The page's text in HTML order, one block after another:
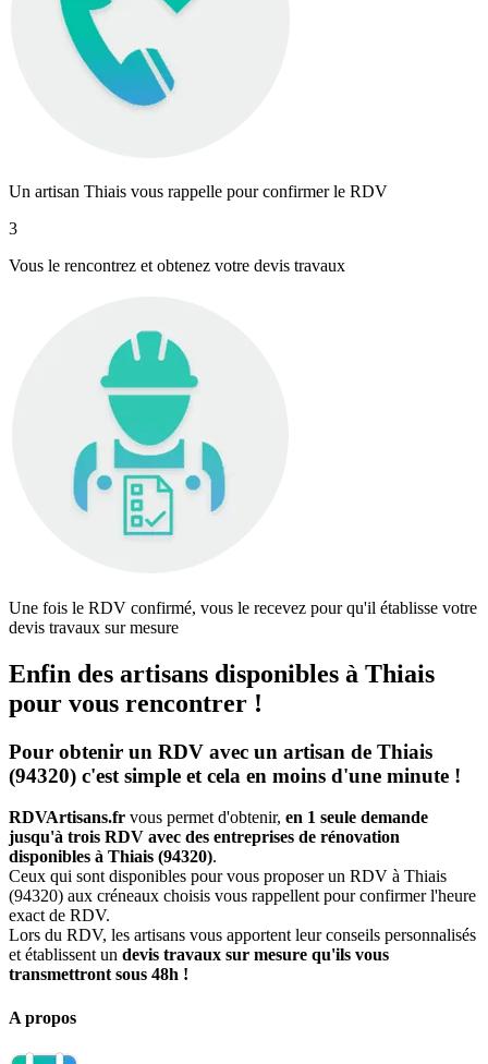
Un artisan Thiais vous rappelle pour confirmer le RDV
3
Vous le rencontrez et obtenez votre devis travaux
Une fois le RDV confirmé, vous le recevez pour qu'il établisse votre
devis travaux sur mesure
Enfin des artisans disponibles à Thiais
pour vous rencontrer !
Pour obtenir un RDV avec un artisan de Thiais
(94320) c'est simple et cela en moins d'une minute !
RDVArtisans.fr vous permet d'obtenir, en 1 seule demande
jusqu'à trois RDV avec des entreprises de rénovation
disponibles à Thiais (94320).
Ceux qui sont disponibles pour vous proposer un RDV à Thiais
(94320) aux créneaux choisis vous rappellent pour confirmer l'heure
exact de RDV.
Lors du RDV, les artisans vous apportent leur conseils personnalisés
et établissent un devis travaux sur mesure qu'ils vous
transmettront sous 48h !
A propos